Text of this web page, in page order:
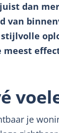
dan
van
je